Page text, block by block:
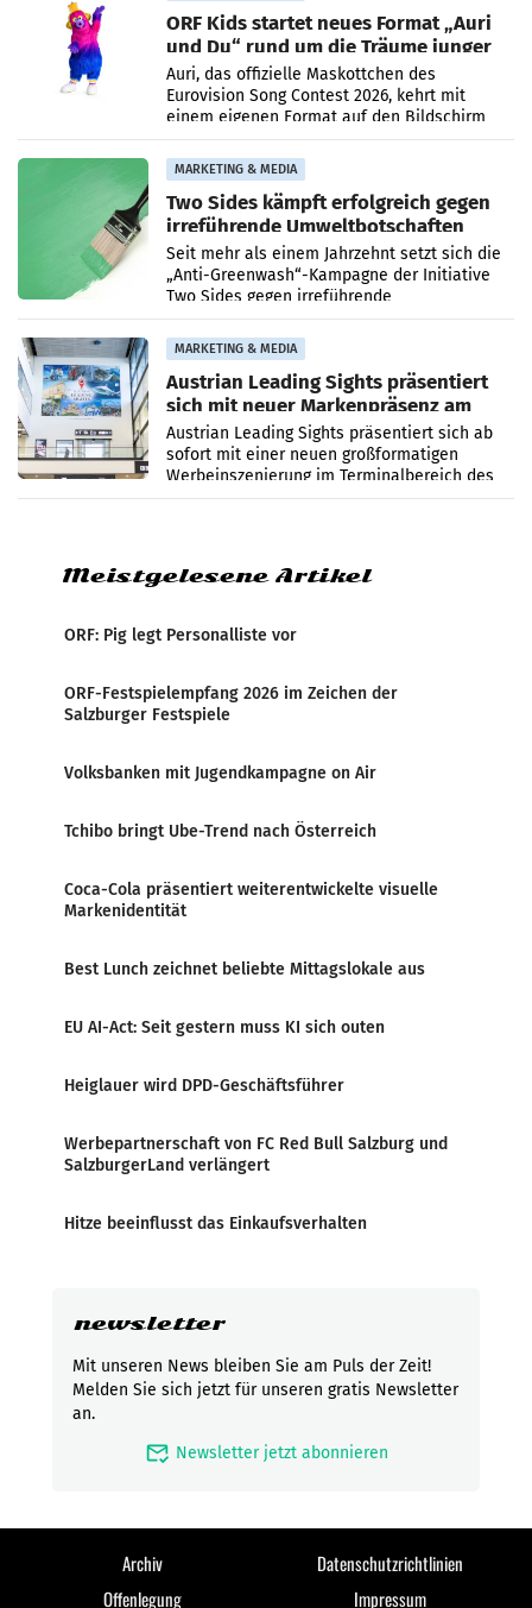
ORF Kids startet neues Format „Auri
und Du“ rund um die Träume junger
Menschen
Auri, das offizielle Maskottchen des
Eurovision Song Contest 2026, kehrt mit
einem eigenen Format auf den Bildschirm
zurück. In der neuen Sendung „Auri und Du“
bei ORF Kids steht
MARKETING & MEDIA
Two Sides kämpft erfolgreich gegen
irreführende Umweltbotschaften
beim Papiereinsatz
Seit mehr als einem Jahrzehnt setzt sich die
„Anti-Greenwash“-Kampagne der Initiative
Two Sides gegen irreführende
Umweltaussagen bei Papierkommunikation
und papierbasierten Verpackungen
MARKETING & MEDIA
Austrian Leading Sights präsentiert
sich mit neuer Markenpräsenz am
Flughafen Wien
Austrian Leading Sights präsentiert sich ab
sofort mit einer neuen großformatigen
Werbeinszenierung im Terminalbereich des
Flughafen Wien. Die Präsenz befindet sich im
Meistgelesene Artikel
ORF: Pig legt Personalliste vor
ORF-Festspielempfang 2026 im Zeichen der
Salzburger Festspiele
Volksbanken mit Jugendkampagne on Air
Tchibo bringt Ube-Trend nach Österreich
Coca-Cola präsentiert weiterentwickelte visuelle
Markenidentität
Best Lunch zeichnet beliebte Mittagslokale aus
EU AI-Act: Seit gestern muss KI sich outen
Heiglauer wird DPD-Geschäftsführer
Werbepartnerschaft von FC Red Bull Salzburg und
SalzburgerLand verlängert
Hitze beeinflusst das Einkaufsverhalten
newsletter
Mit unseren News bleiben Sie am Puls der Zeit!
Melden Sie sich jetzt für unseren gratis Newsletter
an.
mark_email_read Newsletter jetzt abonnieren
Archiv
Datenschutzrichtlinien
Offenlegung
Impressum